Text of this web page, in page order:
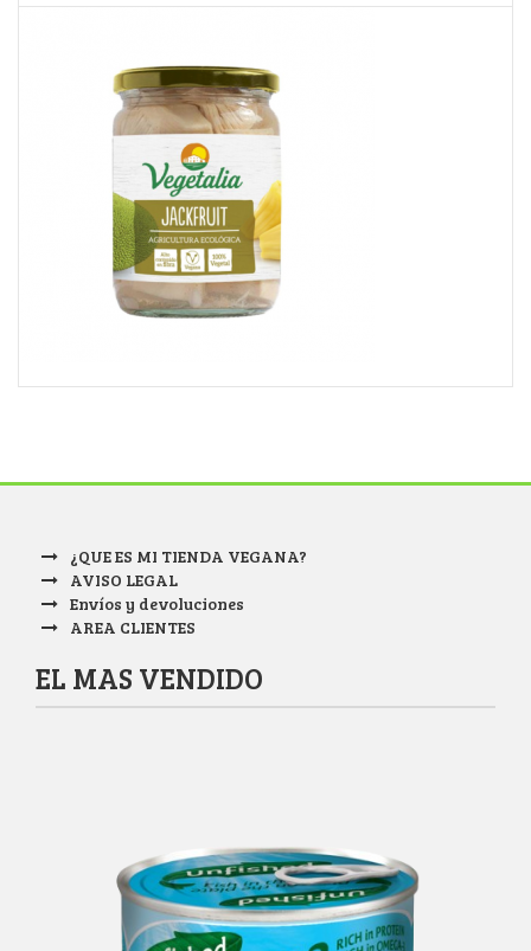
¿QUE ES MI TIENDA VEGANA?
AVISO LEGAL
Envíos y devoluciones
AREA CLIENTES
EL MAS VENDIDO